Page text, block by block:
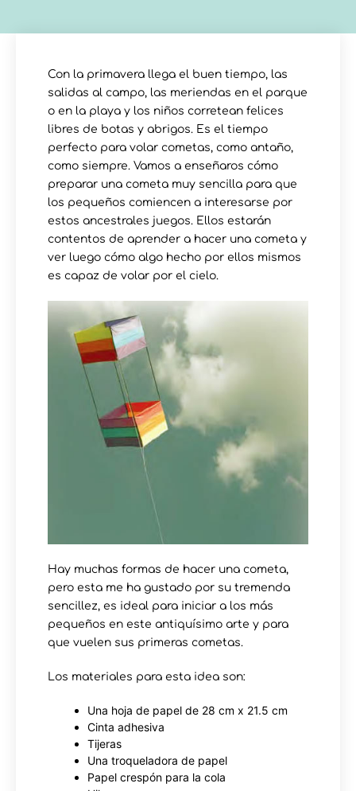
Con la primavera llega el buen tiempo, las
salidas al campo, las meriendas en el parque
o en la playa y los niños corretean felices
libres de botas y abrigos. Es el tiempo
perfecto para volar cometas, como antaño,
como siempre. Vamos a enseñaros cómo
preparar una cometa muy sencilla para que
los pequeños comiencen a interesarse por
estos ancestrales juegos. Ellos estarán
contentos de aprender a hacer una cometa y
ver luego cómo algo hecho por ellos mismos
es capaz de volar por el cielo.
Hay muchas formas de hacer una cometa,
pero esta me ha gustado por su tremenda
sencillez, es ideal para iniciar a los más
pequeños en este antiquísimo arte y para
que vuelen sus primeras cometas.
Los materiales para esta idea son:
Una hoja de papel de 28 cm x 21.5 cm
Cinta adhesiva
Tijeras
Una troqueladora de papel
Papel crespón para la cola